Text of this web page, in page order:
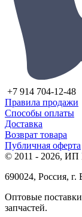
+7 914 704-12-48
Правила продажи
Способы оплаты
Доставка
Возврат товара
Публичная оферта
© 2011 - 2026,
690024, Россия,
Оптовые
запчастей.